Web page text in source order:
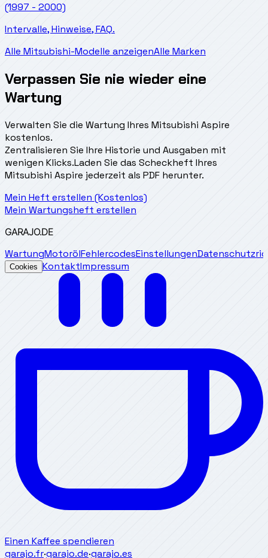
(1997 - 2000)
Intervalle, Hinweise, FAQ.
Alle Mitsubishi-Modelle anzeigenAlle Marken
Verpassen Sie nie wieder eine
Wartung
Verwalten Sie die Wartung Ihres Mitsubishi Aspire
kostenlos.
Zentralisieren Sie Ihre Historie und Ausgaben mit
wenigen Klicks.Laden Sie das Scheckheft Ihres
Mitsubishi Aspire jederzeit als PDF herunter.
Mein Heft erstellen (Kostenlos)
Mein Wartungsheft erstellen
GARAJO.DE
WartungMotorölFehlercodesEinstellungen
Cookies KontaktImpressum
Einen Kaffee spendieren
garajo.fr·garajo.de·garajo.es